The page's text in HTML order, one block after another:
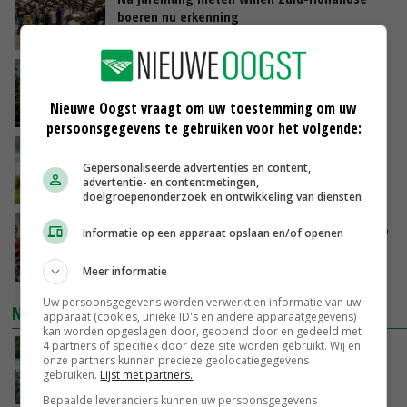
boeren nu erkenning
Kamervragen over onttrekkingsverbod,
GISTEREN, 16:27
overkant’
GISTEREN, 15:30
Oorlogen en El Niño stuwen voedselprijzen op
GISTEREN, 15:04
NIEUWSTE VIDEO'S
Oekraïne-vlogger Kees Huizinga: ‘Bezoek van
de ambassade mag zelf groente plukken’
Nieuwe Oogst vraagt om uw toestemming om uw
persoonsgegevens te gebruiken voor het volgende:
Gepersonaliseerde advertenties en content,
advertentie- en contentmetingen,
doelgroepenonderzoek en ontwikkeling van diensten
Informatie op een apparaat opslaan en/of openen
Meer informatie
Uw persoonsgegevens worden verwerkt en informatie van uw
apparaat (cookies, unieke ID's en andere apparaatgegevens)
kan worden opgeslagen door, geopend door en gedeeld met
4 partners of specifiek door deze site worden gebruikt. Wij en
onze partners kunnen precieze geolocatiegegevens
gebruiken. Lijst met partners.
Bepaalde leveranciers kunnen uw persoonsgegevens